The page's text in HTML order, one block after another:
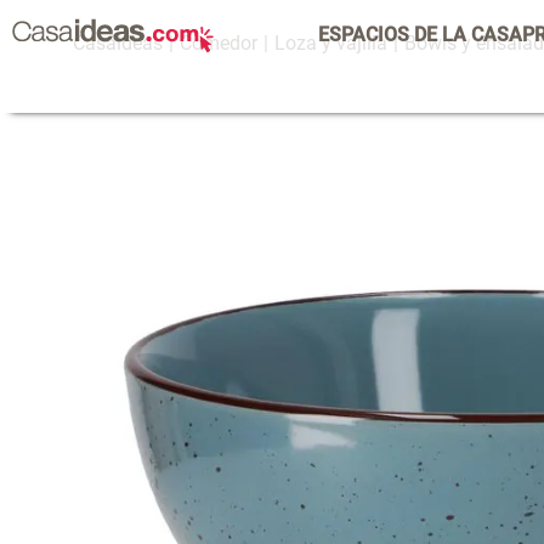
ESPACIOS DE LA CASA
Comedor Loza y vajilla Bowls y